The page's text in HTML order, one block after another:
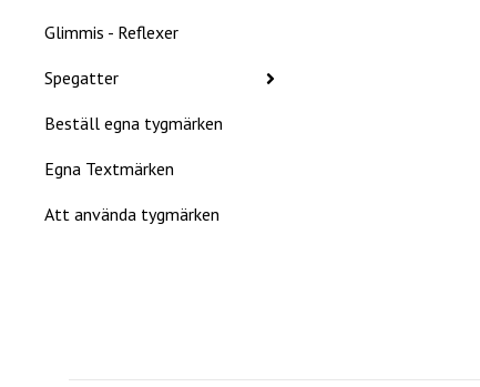
Glimmis - Reflexer
Spegatter
Beställ egna tygmärken
Egna Textmärken
Att använda tygmärken